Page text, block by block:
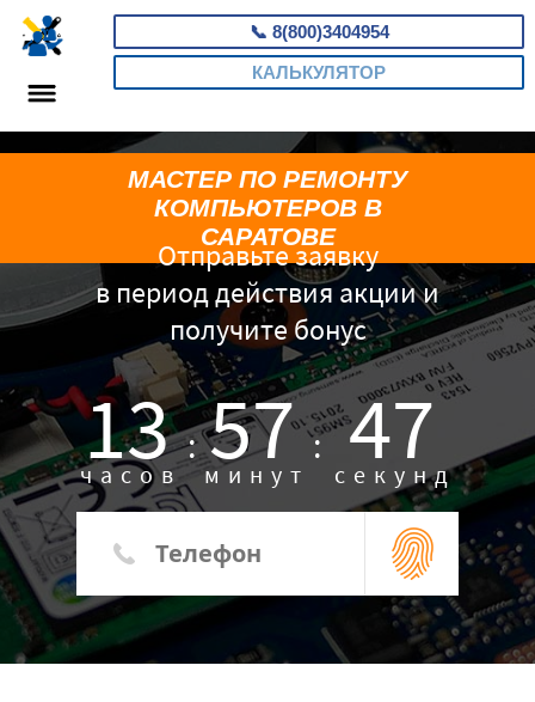
📞 8(800)3404954
КАЛЬКУЛЯТОР
Отправьте заявку
в период действия акции и
получите бонус
13 :
часов 57 :
минут 46
секунд
МАСТЕР ПО РЕМОНТУ
КОМПЬЮТЕРОВ В
САРАТОВЕ